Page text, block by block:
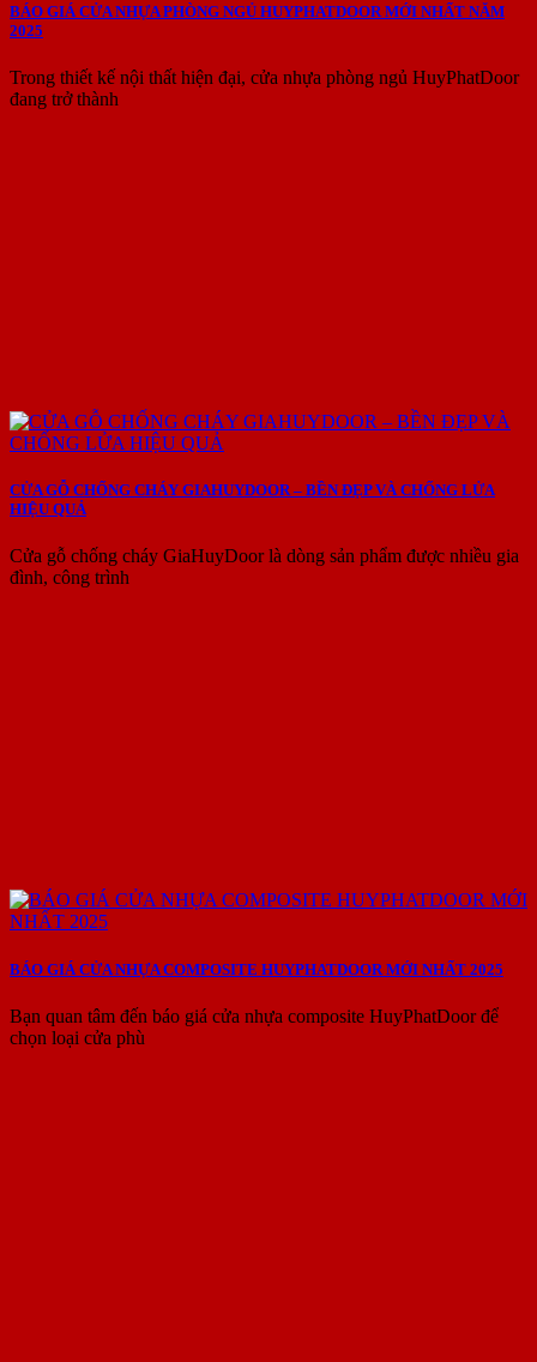
BÁO GIÁ CỬA NHỰA PHÒNG NGỦ HUYPHATDOOR MỚI NHẤT NĂM
2025
Trong thiết kế nội thất hiện đại, cửa nhựa phòng ngủ HuyPhatDoor
đang trở thành
CỬA GỖ CHỐNG CHÁY GIAHUYDOOR – BỀN ĐẸP VÀ CHỐNG LỬA
HIỆU QUẢ
Cửa gỗ chống cháy GiaHuyDoor là dòng sản phẩm được nhiều gia
đình, công trình
BÁO GIÁ CỬA NHỰA COMPOSITE HUYPHATDOOR MỚI NHẤT 2025
Bạn quan tâm đến báo giá cửa nhựa composite HuyPhatDoor để
chọn loại cửa phù